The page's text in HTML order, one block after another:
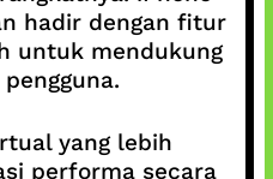
hadir dengan fitur
untuk mendukung
yang lebih
performa secara